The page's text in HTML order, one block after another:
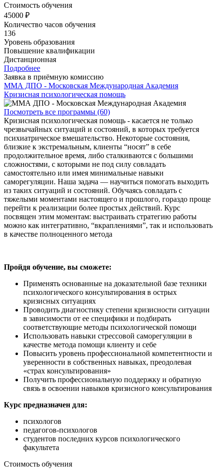
Стоимость обучения
45000 ₽
Количество часов обучения
136
Уровень образования
Повышение квалификации
Дистанционная
Подробнее
Заявка в приёмную комиссию
ММА ДПО - Московская Международная Академия
Кризисная психологическая помощь
Посмотреть все программы (60)
Кризисная психологическая помощь - касается не только
чрезвычайных ситуаций и состояний, в которых требуется
психиатрическое вмешательство. Некоторые состояния,
близкие к экстремальным, клиенты “носят” в себе
продолжительное время, либо сталкиваются с большими
сложностями, с которыми не под силу совладать
самостоятельно или имея минимальные навыки
саморегуляции. Наша задача — научиться помогать выходить
из таких ситуаций и состояний. Обучаясь совладать с
тяжелыми моментами настоящего и прошлого, гораздо проще
перейти к реализации более простых действий. Курс
посвящен этим моментам: выстраивать стратегию работы
можно как интегративно, “вкраплениями”, так и использовать
в качестве полноценного метода
Пройдя обучение, вы сможете:
Применять основанные на доказательной базе техники
психологического консультирования в острых
кризисных ситуациях
Проводить диагностику степени кризисности ситуации
в зависимости от ее специфики и подбирать
соответствующие методы психологической помощи
Использовать навыки стрессовой саморегуляции в
качестве метода помощи клиенту и себе
Повысить уровень профессиональной компетентности и
уверенности в собственных навыках, преодолевая
«страх консультирования»
Получить профессиональную поддержку и обратную
связь в освоении навыков кризисного консультирования
Курс предназначен для:
психологов
педагогов-психологов
студентов последних курсов психологического
факультета
Стоимость обучения